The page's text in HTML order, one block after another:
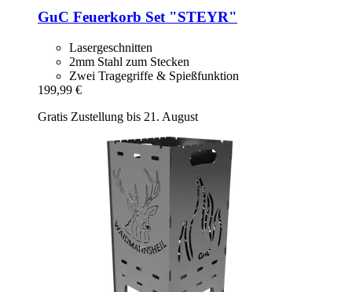
GuC Feuerkorb Set "STEYR"
Lasergeschnitten
2mm Stahl zum Stecken
Zwei Tragegriffe & Spießfunktion
199,99 €
Gratis Zustellung bis 21. August